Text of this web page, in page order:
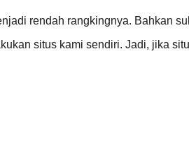
rendah rangkingnya. Bahkan
situs kami sendiri. Jadi, jika